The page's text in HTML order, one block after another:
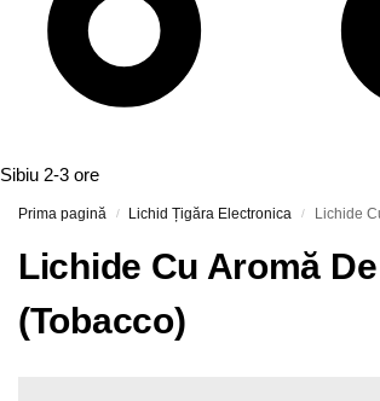
Sibiu 2-3 ore
Prima pagină / Lichid Țigăra Electronica / Lichide Cu
Lichide Cu Aromă
(Tobacco)